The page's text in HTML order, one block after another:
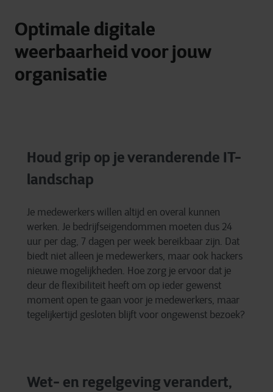
Optimale digitale
weerbaarheid voor jouw
organisatie
Houd grip op je veranderende IT-
landschap
Je medewerkers willen altijd en overal kunnen
werken. Je bedrijfseigendommen moeten dus 24
uur per dag, 7 dagen per week bereikbaar zijn. Dat
biedt niet alleen je medewerkers, maar ook hackers
nieuwe mogelijkheden. Hoe zorg je ervoor dat je
deur de flexibiliteit heeft om op ieder gewenst
moment open te gaan voor je medewerkers, maar
tegelijkertijd gesloten blijft voor ongewenst bezoek?
Wet- en regelgeving verandert,